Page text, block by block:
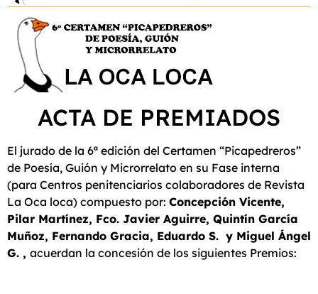
ACTA DE PREMIADOS
El jurado de la 6ª edición del Certamen “Picapedreros”
de Poesía, Guión y Microrrelato en su Fase interna
(para Centros penitenciarios colaboradores de Revista
La Oca loca) compuesto por: Concepción Vicente,
Pilar Martínez, Fco. Javier Aguirre, Quintín García
Muñoz, Fernando Gracia, Eduardo S. y Miguel Ángel
G. , acuerdan la concesión de los siguientes Premios: